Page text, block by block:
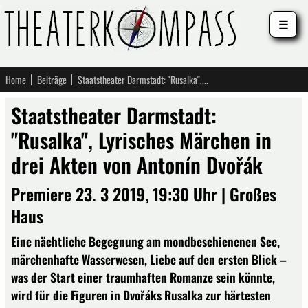
Home Beiträge Staatstheater Darmstadt: "Rusalka", Lyrisches Märchen in drei Akten von Antonín Dvořák
Staatstheater Darmstadt:
"Rusalka", Lyrisches Märchen in
drei Akten von Antonín Dvořák
Premiere 23. 3 2019, 19:30 Uhr | Großes
Haus
Eine nächtliche Begegnung am mondbeschienenen See,
märchenhafte Wasserwesen, Liebe auf den ersten Blick –
was der Start einer traumhaften Romanze sein könnte,
wird für die Figuren in Dvořáks Rusalka zur härtesten
☰